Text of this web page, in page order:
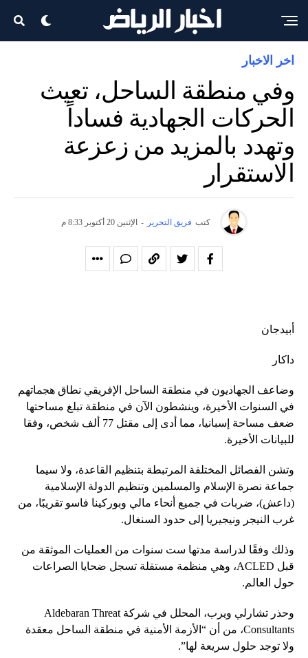
اخر الاخبار
وفي منطقة الساحل، تعيث
الحركات الجهادية فساداً
وتهدد بالمزيد من زعزعة
الاستقرار
كتب فريق التحرير - الإثنين 20 أكتوبر 8:33 م
أبيدجان
داكار
وضاعف الجهاديون في منطقة الساحل الإفريقي نطاق هجماتهم
في السنوات الأخيرة، وينشطون الآن في منطقة تبلغ مساحتها
ضعف مساحة إسبانيا، مما أدى إلى مقتل 77 ألف شخص، وفقا
للبيانات الأخيرة.
وتشن الفصائل المختلفة المرتبطة بتنظيم القاعدة، ولا سيما
جماعة نصرة الإسلام والمسلمين وتنظيم الدولة الإسلامية
(داعش)، ضربات في جميع أنحاء مالي وبوركينا فاسو تقريبًا، من
غرب النيجر ونيجيريا إلى حدود السنغال.
وذلك وفقًا لدراسة مدتها ست سنوات من العمليات الموثقة من
قبل ACLED، وهي منظمة مستقلة تسجل ضحايا الصراعات
حول العالم.
وحذر تشارلي ويرب، المحلل في شركة Aldebaran Threat
Consultants، من أن “الأزمة الأمنية في منطقة الساحل معقدة
ولا توجد حلول سريعة لها”.